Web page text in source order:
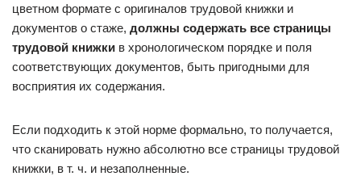
цветном формате с оригиналов трудовой книжки и
документов о стаже, должны содержать все страницы
трудовой книжки в хронологическом порядке и поля
соответствующих документов, быть пригодными для
восприятия их содержания.
Если подходить к этой норме формально, то получается,
что сканировать нужно абсолютно все страницы трудовой
книжки, в т. ч. и незаполненные.